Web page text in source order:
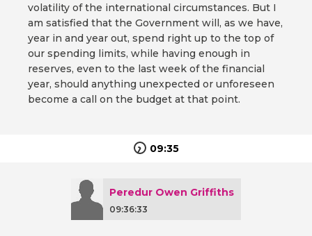
volatility of the international circumstances. But I
am satisfied that the Government will, as we have,
year in and year out, spend right up to the top of
our spending limits, while having enough in
reserves, even to the last week of the financial
year, should anything unexpected or unforeseen
become a call on the budget at that point.
09:35
Peredur Owen Griffiths
09:36:33